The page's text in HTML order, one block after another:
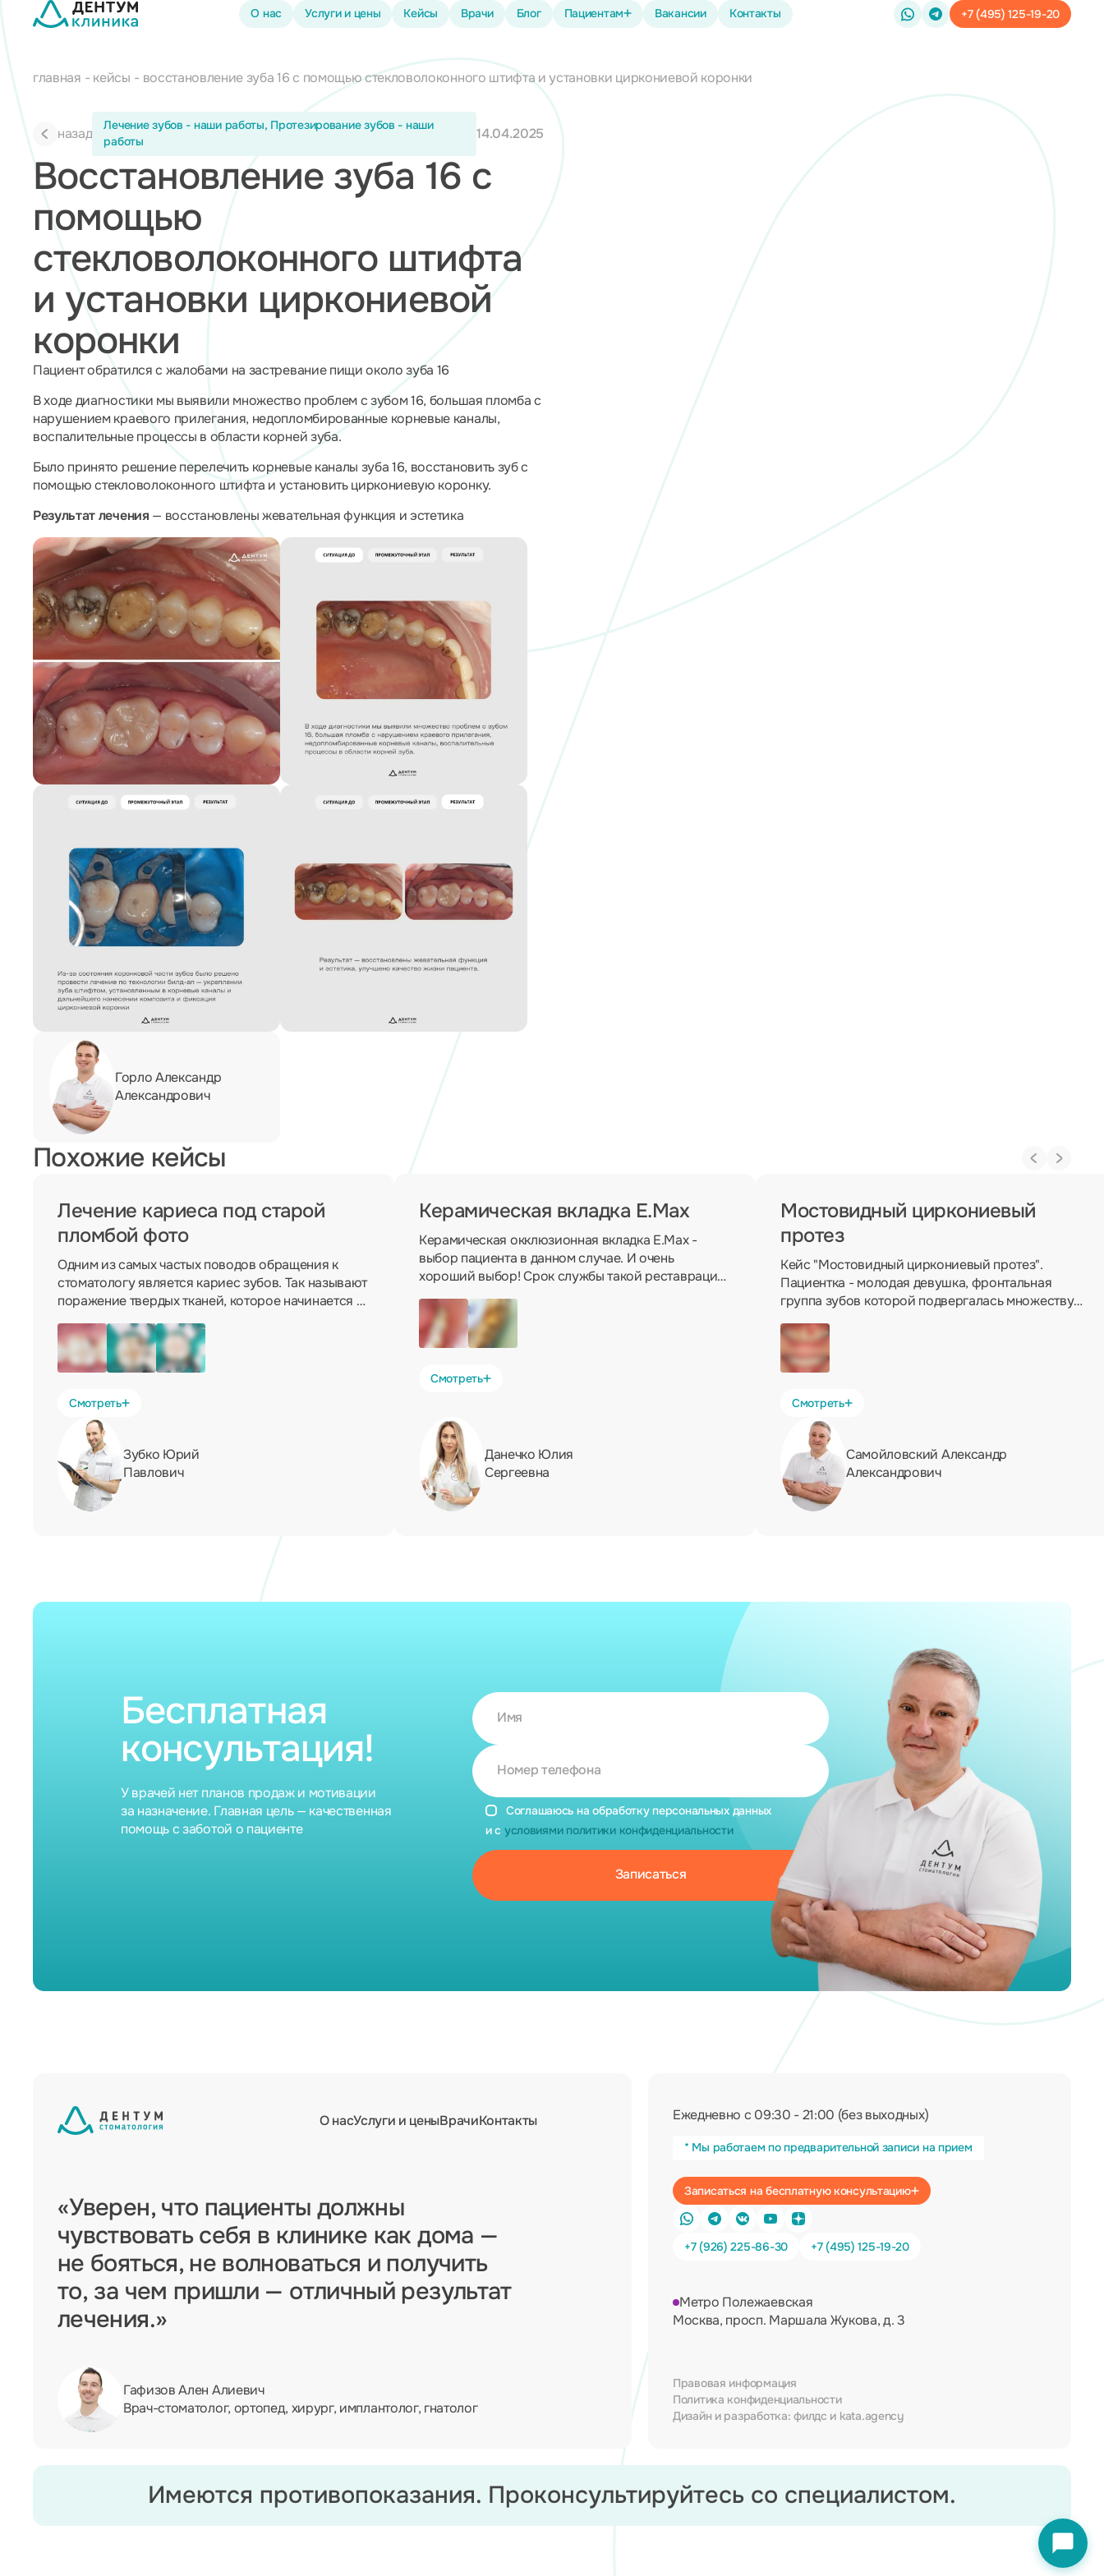
О нас Услуги и цены Кейсы Врачи Блог Пациентам Вакансии Контакты +7 (495) 125-19-20
главная кейсы восстановление зуба 16 с помощью стекловолоконного штифта и установки циркониевой коронки
назад
Лечение зубов - наши работы, Протезирование зубов - наши
работы
14.04.2025
Восстановление зуба 16 с
помощью
стекловолоконного штифта
и установки циркониевой
коронки
Пациент обратился с жалобами на застревание пищи около зуба 16
В ходе диагностики мы выявили множество проблем с зубом 16, большая пломба с
нарушением краевого прилегания, недопломбированные корневые каналы,
воспалительные процессы в области корней зуба.
Было принято решение перелечить корневые каналы зуба 16, восстановить зуб с
помощью стекловолоконного штифта и установить циркониевую коронку.
Результат лечения — восстановлены жевательная функция и эстетика
Горло Александр
Александрович
Похожие кейсы
Лечение кариеса под старой
пломбой фото
Одним из самых частых поводов обращения к
стоматологу является кариес зубов. Так называют
поражение твердых тканей, которое начинается с
никаких мер и не проводить профилактику,
кариозный процесс распространяется вглубь.
Смотреть
Зубко Юрий
Павлович
Керамическая вкладка E.Max
Керамическая окклюзионная вкладка E.Max -
выбор пациента в данном случае. И очень
хороший выбор! Срок службы такой реставрации
предел. Только представьте, поставил и забыл!
Смотреть
Данечко Юлия
Сергеевна
Мостовидный циркониевый
протез
Кейс "Мостовидный циркониевый протез".
Пациентка - молодая девушка, фронтальная
группа зубов которой подвергалась множеству
пациентка решила исключить, поэтому мы
подготовили 3 зуба под мостовидный
циркониевый протез, изготовили мост из
Смотреть
Самойловский Александр
Александрович
Бесплатная
консультация!
У врачей нет планов продаж и мотивации
за назначение. Главная цель — качественная
помощь с заботой о пациенте
Имя
Номер телефона
Соглашаюсь на обработку персональных данных
и с условиями политики конфиденциальности
О насУслуги и ценыВрачиКонтакты
«Уверен, что пациенты должны
чувствовать себя в клинике как дома —
не бояться, не волноваться и получить
то, за чем пришли — отличный результат
лечения.»
Гафизов Ален Алиевич
Врач-стоматолог, ортопед, хирург, имплантолог, гнатолог
Ежедневно с 09:30 - 21:00 (без выходных)
* Мы работаем по предварительной записи на прием
Записаться на бесплатную консультацию
+7 (926) 225-86-30 +7 (495) 125-19-20
Метро Полежаевская
Москва, просп. Маршала Жукова, д. 3
Правовая информация
Политика конфиденциальности
Дизайн и разработка:филдс и kata.agency
Имеются противопоказания. Проконсультируйтесь со специалистом.